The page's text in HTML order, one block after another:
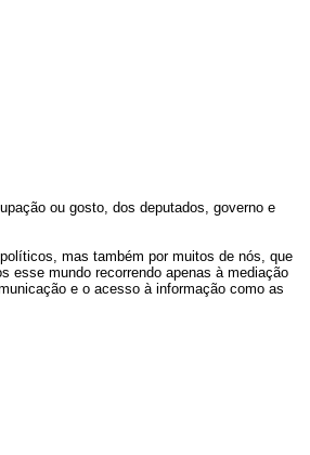
ou gosto, dos deputados, governo e
mas também por muitos de nós, que
esse mundo recorrendo apenas à mediação
e o acesso à informação como as